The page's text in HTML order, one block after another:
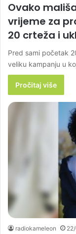
Ovako
vrijeme za
20 crteža i
Pred sami početak
veliku kampanju u
Pročitaj više
radiokameleon